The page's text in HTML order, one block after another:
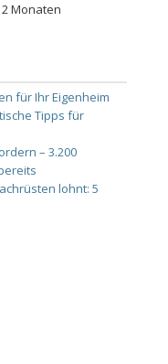
Monaten
für Ihr Eigenheim
Tipps für
– 3.200
lohnt: 5